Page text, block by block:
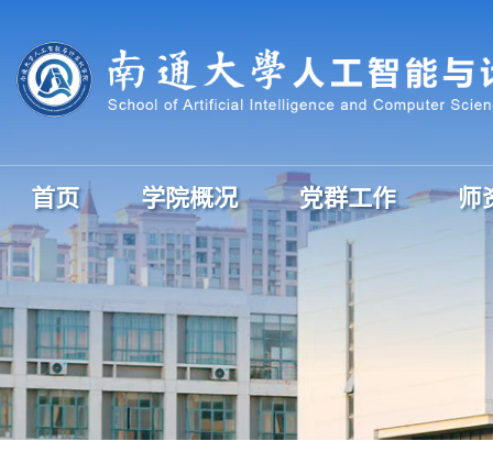
首页 学院概况 党群工作 师